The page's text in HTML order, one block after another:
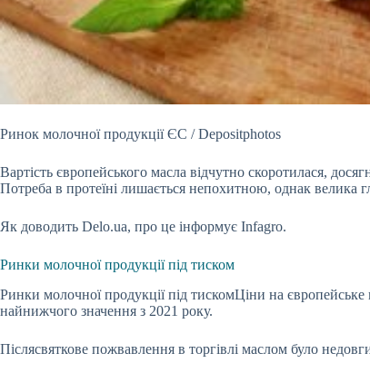
Ринок молочної продукції ЄС / Depositphotos
Вартість європейського масла відчутно скоротилася,
Потреба в протеїні лишається непохитною, однак велика
Як доводить Delo.ua, про це інформує Infagro.
Ринки молочної продукції під тиском
Ринки молочної продукції під тискомЦіни на
найнижчого значення з 2021 року.
Післясвяткове пожвавлення в торгівлі маслом було